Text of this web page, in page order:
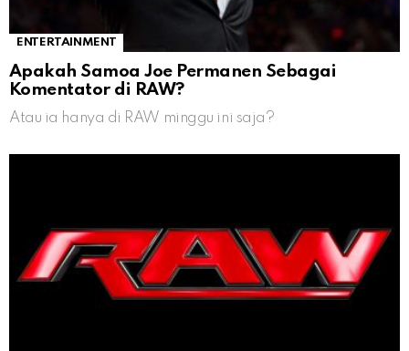
ENTERTAINMENT
Apakah Samoa Joe Permanen Sebagai
Komentator di RAW?
Atau ia hanya di RAW minggu ini saja?